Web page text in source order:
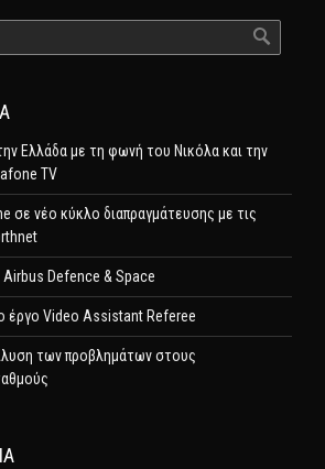
Ελλάδα με τη φωνή του Νικόλα και την
TV
σε νέο κύκλο διαπραγμάτευσης με τις
Defence & Space
έργο Video Assistant Referee
των προβλημάτων στους